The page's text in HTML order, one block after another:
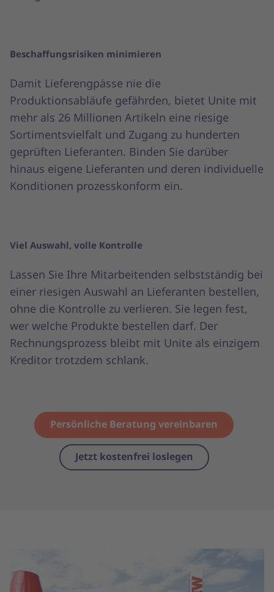
Beschaffungsrisiken minimieren
Damit Lieferengpässe nie die
Produktionsabläufe gefährden, bietet Unite mit
mehr als 26 Millionen Artikeln eine riesige
Sortimentsvielfalt und Zugang zu hunderten
geprüften Lieferanten. Binden Sie darüber
hinaus eigene Lieferanten und deren individuelle
Konditionen prozesskonform ein.
Viel Auswahl, volle Kontrolle
Lassen Sie Ihre Mitarbeitenden selbstständig bei
einer riesigen Auswahl an Lieferanten bestellen,
ohne die Kontrolle zu verlieren. Sie legen fest,
wer welche Produkte bestellen darf. Der
Rechnungsprozess bleibt mit Unite als einzigem
Kreditor trotzdem schlank.
Persönliche Beratung vereinbaren
Jetzt kostenfrei loslegen